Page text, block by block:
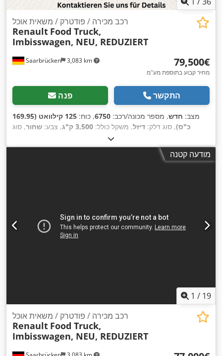
Saarbrücken 3,083 km
רכב מכירה / פודטרק / משאית אוכל
Renault Food Truck,
Imbisswagen, NEU, REDUZIERT
‏79,500 ‏€
מחיר קבוע בתוספת מע"מ
פנה התקשר
מצב: חדש, מספר מכונה/רכב: 6750, כוח:
125 קילוואט (169.95
כ"ס), סוג דלק: דיזל, משקל כולל: 3,500 ק"ג , צבע: שחור, סוג
תמסורת:,
מודעה קטנה
1 / 19
רכב מכירה / פודטרק / משאית אוכל
Renault Food Truck,
Imbisswagen, NEU, REDUZIERT